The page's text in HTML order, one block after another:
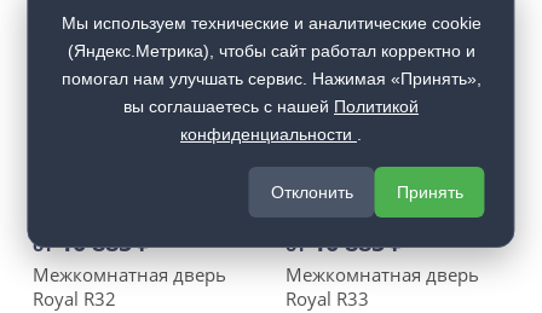
Межкомнатная дверь
Royal R26
Межкомнатная дверь
Royal R31
Купить
от 10 885₽
Межкомнатная дверь
Royal R32
от 10 885₽
Межкомнатная дверь
Royal R33
Мы используем технические и аналитические cookie
(Яндекс.Метрика), чтобы сайт работал корректно и
помогал нам улучшать сервис. Нажимая «Принять»,
вы соглашаетесь с нашей Политикой
конфиденциальности
Отклонить Принять